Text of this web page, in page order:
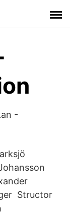
-
Structor